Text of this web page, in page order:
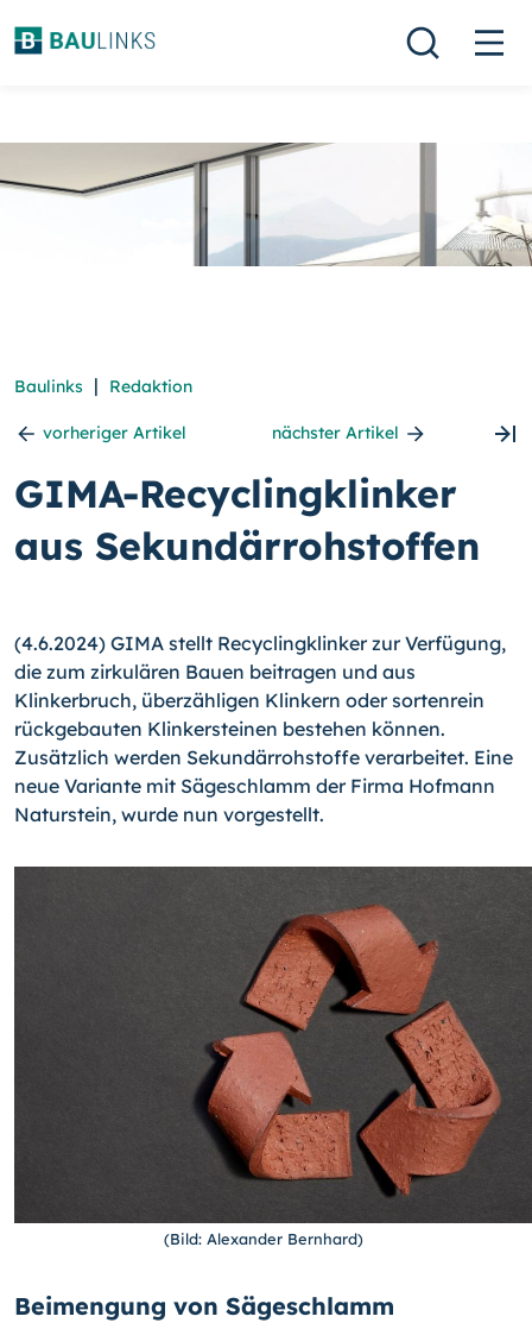
Baulinks | Redaktion
vorheriger Artikel nächster Artikel
GIMA-Recyclingklinker
aus Sekundärrohstoffen
(4.6.2024) GIMA stellt Recyclingklinker zur Verfügung,
die zum zirkulären Bauen beitragen und aus
Klinkerbruch, überzähligen Klinkern oder sortenrein
rückgebauten Klinkersteinen bestehen können.
Zusätzlich werden Sekundärrohstoffe verarbeitet. Eine
neue Variante mit Sägeschlamm der Firma Hofmann
Naturstein, wurde nun vorgestellt.
(Bild: Alexander Bernhard)
Beimengung von Sägeschlamm